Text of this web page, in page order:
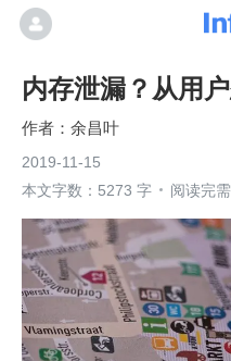
内存泄漏？从用
余昌叶
2019-11-15
本文字数：5273 字
阅读完